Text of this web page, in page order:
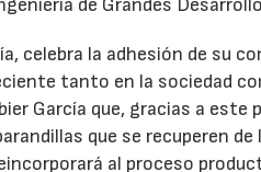
de Grandes
celebra la adhesión de su
tanto en la sociedad
García que, gracias a
que se recuperen
al proceso